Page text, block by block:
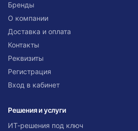
Бренды
О компании
Доставка и оплата
Контакты
Реквизиты
Регистрация
Вход в кабинет
Решения и услуги
ИТ-решения под ключ